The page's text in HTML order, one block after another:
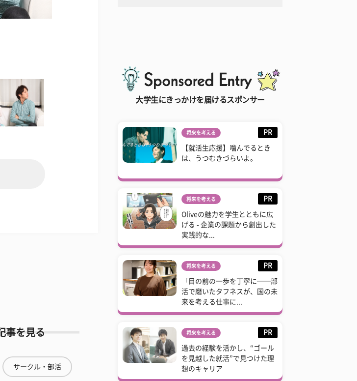
事を見る
サークル・部活
大学生にきっかけを届けるスポンサー
将来を考える PR
【就活生応援】噛んでるとき
は、うつむきづらいよ。
将来を考える PR
Oliveの魅力を学生とともに広
げる - 企業の課題から創出した
実践的な...
将来を考える PR
「目の前の一歩を丁寧に──部
活で磨いたタフネスが、国の未
来を考える仕事に...
将来を考える PR
過去の経験を活かし、“ゴール
を見越した就活”で見つけた理
想のキャリア